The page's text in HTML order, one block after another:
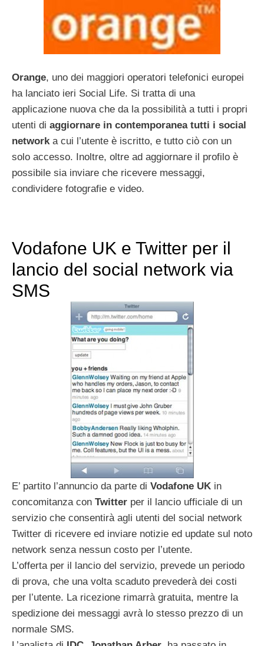
Orange, uno dei maggiori operatori telefonici europei
ha lanciato ieri Social Life. Si tratta di una
applicazione nuova che da la possibilità a tutti i propri
utenti di aggiornare in contemporanea tutti i social
network a cui l’utente è iscritto, e tutto ciò con un
solo accesso. Inoltre, oltre ad aggiornare il profilo è
possibile sia inviare che ricevere messaggi,
condividere fotografie e video.
Vodafone UK e Twitter per il
lancio del social network via
SMS
E’ partito l’annuncio da parte di Vodafone UK in
concomitanza con Twitter per il lancio ufficiale di un
servizio che consentirà agli utenti del social network
Twitter di ricevere ed inviare notizie ed update sul noto
network senza nessun costo per l’utente.
L’offerta per il lancio del servizio, prevede un periodo
di prova, che una volta scaduto prevederà dei costi
per l’utente. La ricezione rimarrà gratuita, mentre la
spedizione dei messaggi avrà lo stesso prezzo di un
normale SMS.